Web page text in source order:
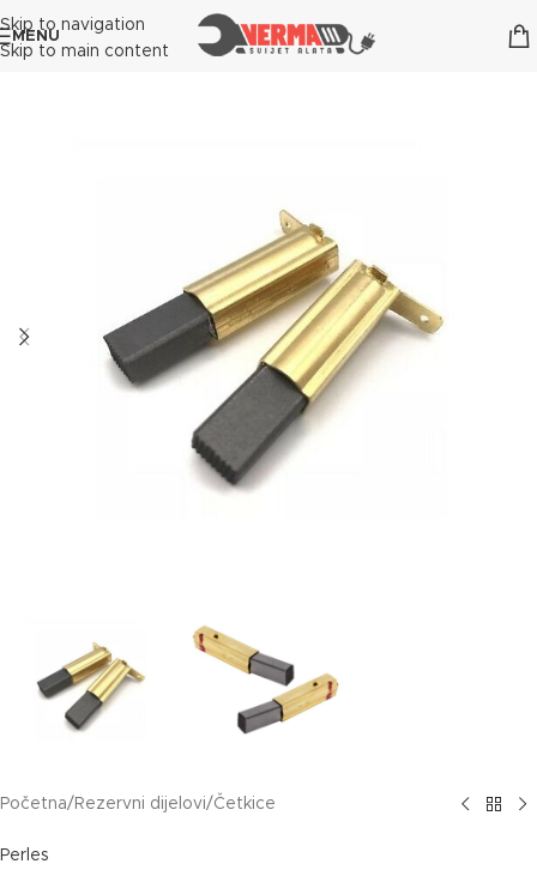
Skip to navigation
Skip to main content
MENU
Početna/ Rezervni dijelovi/Četkice
Perles